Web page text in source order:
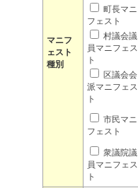
マニフ
ェスト
種別
町長マニ
フェスト
村議会議
員マニフェス
ト
区議会会
派マニフェス
ト
市民マニ
フェスト
衆議院議
員マニフェス
ト